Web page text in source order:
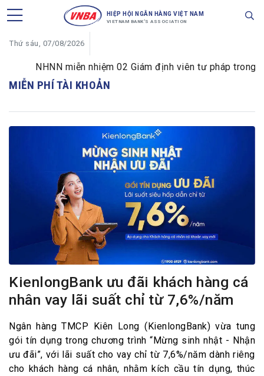
HIỆP HỘI NGÂN HÀNG VIỆT NAM
VIETNAM BANK'S ASSOCIATION
Thứ sáu, 07/08/2026
NHNN miễn nhiệm 02 Giám định viên tư pháp trong
MIỄN PHÍ TÀI KHOẢN
KienlongBank ưu đãi khách hàng cá
nhân vay lãi suất chỉ từ 7,6%/năm
Ngân hàng TMCP Kiên Long (KienlongBank) vừa tung
gói tín dụng trong chương trình “Mừng sinh nhật - Nhận
ưu đãi”, với lãi suất cho vay chỉ từ 7,6%/năm dành riêng
cho khách hàng cá nhân, nhằm kích cầu tín dụng, thúc